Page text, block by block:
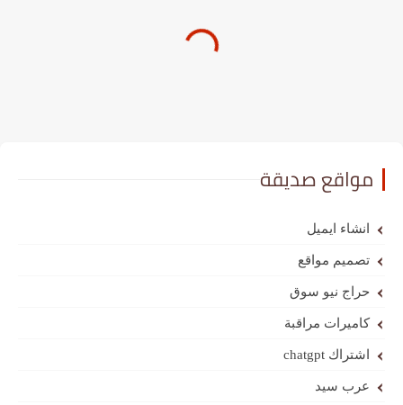
مواقع صديقة
انشاء ايميل
تصميم مواقع
حراج نيو سوق
كاميرات مراقبة
اشتراك chatgpt
عرب سيد